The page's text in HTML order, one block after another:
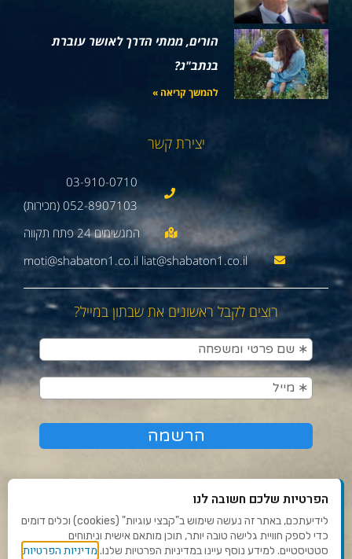
הורים, ממתי הדרך לאושר עוברת
בנתב"ג?
להמשך קריאה »
יצירת קשר
03-910-0710
052-8907103 (מכירות)
moti@shabaton1.co.il liat@shabaton1.co.il
רוצים לקבל ראשונים את שבתון במייל?
תנאי שימוש ומדיניות פרטיות
הפרטיות שלכם חשובה לנו
לידיעתכם, באתר זה נעשה שימוש ב"קבצי עוגיות" (cookies) וכלים דומים
כדי לספק חוויית גלישה טובה יותר, תוכן מותאם אישית וניתוחים
סטטיסטיים. למידע נוסף עיינו במדיניות הפרטיות שלנו. מדיניות הפרטיות